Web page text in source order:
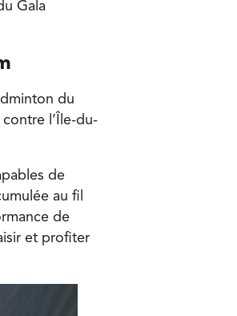
Gala
du
l’Île-du-
de
au fil
de
et profiter